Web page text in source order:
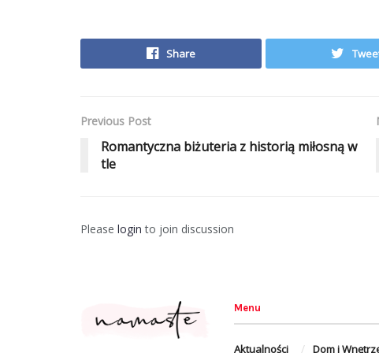
Share
Previous Post
Romantyczna biżuteria z historią miłosną w
tle
Please login to join discussion
Menu
Aktualności Dom i